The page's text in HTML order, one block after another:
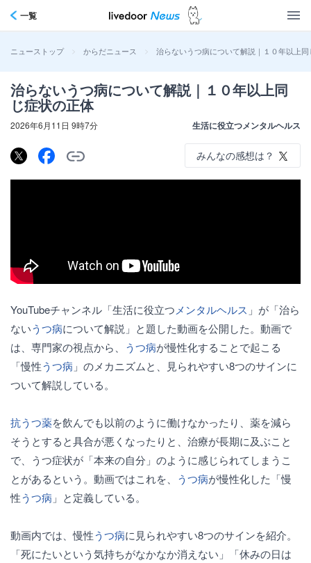
一覧
ニューストップ > からだニュース > 治らないうつ病について解説｜１０年以上
治らないうつ病について解説｜１０年以上同
じ症状の正体
2026年6月11日 9時7分 生活に役立つメンタルヘルス
みんなの感想は？
YouTubeチャンネル「生活に役立つ メンタルヘルス 」が「治ら
ないうつ病について解説」と題した動画を公開した。動画で
は、専門家の視点から、 うつ病が慢性化することで起こる
「慢性うつ病 」のメカニズムと、見られやすい8つのサインに
ついて解説している。
抗うつ薬を飲んでも以前のように働けなかったり、薬を減ら
そうとすると具合が悪くなったりと、治療が長期に及ぶこと
で、うつ症状が「本来の自分」のように感じられてしまうこ
とがあるという。動画ではこれを、 うつ病が慢性化した「慢
性うつ病 」と定義している。
動画内では、慢性うつ病に見られやすい8つのサインを紹介。
「死にたいという気持ちがなかなか消えない」「休みの日は